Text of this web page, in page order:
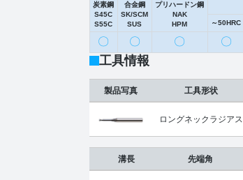
炭素鋼
S45C
S55C
合金鋼
SK/SCM
SUS
プリハードン鋼
NAK
HPM
～50HRC
〇 〇 〇 〇
工具情報
製品写真 工具形状
ロングネックラジアス
溝長 先端角